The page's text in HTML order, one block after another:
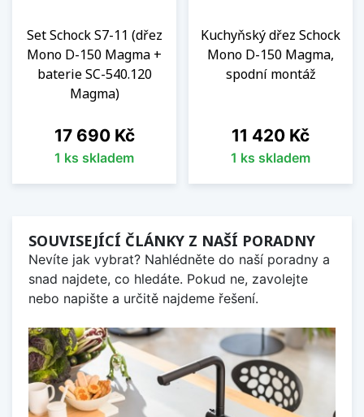
Set Schock S7-11 (dřez
Mono D-150 Magma +
baterie SC-540.120
Magma)
Cena
17 690 Kč
1 ks skladem
Kuchyňský dřez Schock
Mono D-150 Magma,
spodní montáž
Cena
11 420 Kč
1 ks skladem
SOUVISEJÍCÍ ČLÁNKY Z NAŠÍ PORADNY
Nevíte jak vybrat? Nahlédněte do naší poradny a
snad najdete, co hledáte. Pokud ne, zavolejte
nebo napište a určitě najdeme řešení.